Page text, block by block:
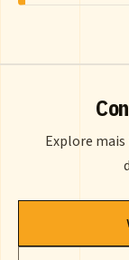
Explore